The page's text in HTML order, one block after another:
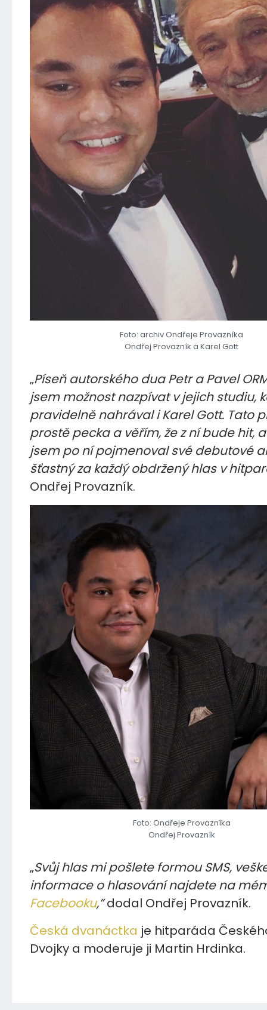
Foto: archiv Ondřeje Provazníka
Ondřej Provazník a Karel Gott
„Píseň autorského dua Petr a Pavel
jsem možnost nazpívat v jejich studiu,
pravidelně nahrával i Karel Gott. Tato
prostě pecka a věřím, že z ní bude hit,
jsem po ní pojmenoval své debutové
šťastný za každý obdržený hlas v
Ondřej Provazník.
Foto: Ondřeje Provazníka
Ondřej Provazník
„Svůj hlas mi pošlete formou SMS,
informace o hlasování najdete na
Facebooku,”dodal Ondřej Provazník.
Česká dvanáctka je hitparáda
Dvojky a moderuje ji Martin Hrdinka.